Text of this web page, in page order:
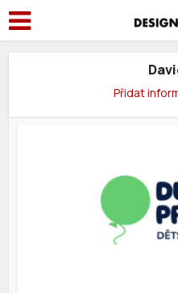
Přidat